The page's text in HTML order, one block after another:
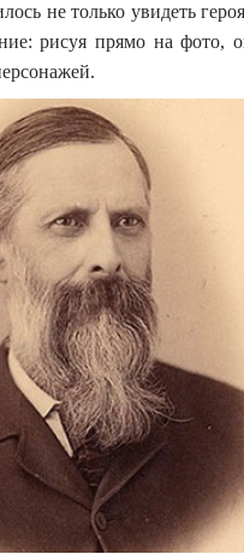
не только увидеть
рисуя прямо на фото,